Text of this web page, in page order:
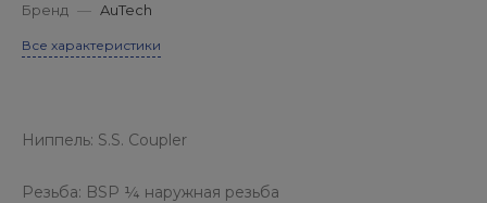
Бренд — AuTech
Все характеристики
Ниппель: S.S. Coupler
Резьба: BSP ¼ наружная резьба